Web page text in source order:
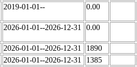
2019-01-01-- 0.00
2026-01-01--2026-12-31 0.00
2026-01-01--2026-12-31 1890
2026-01-01--2026-12-31 1385